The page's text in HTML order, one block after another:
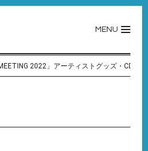
MENU
2022」アーティストグッズ・CD等